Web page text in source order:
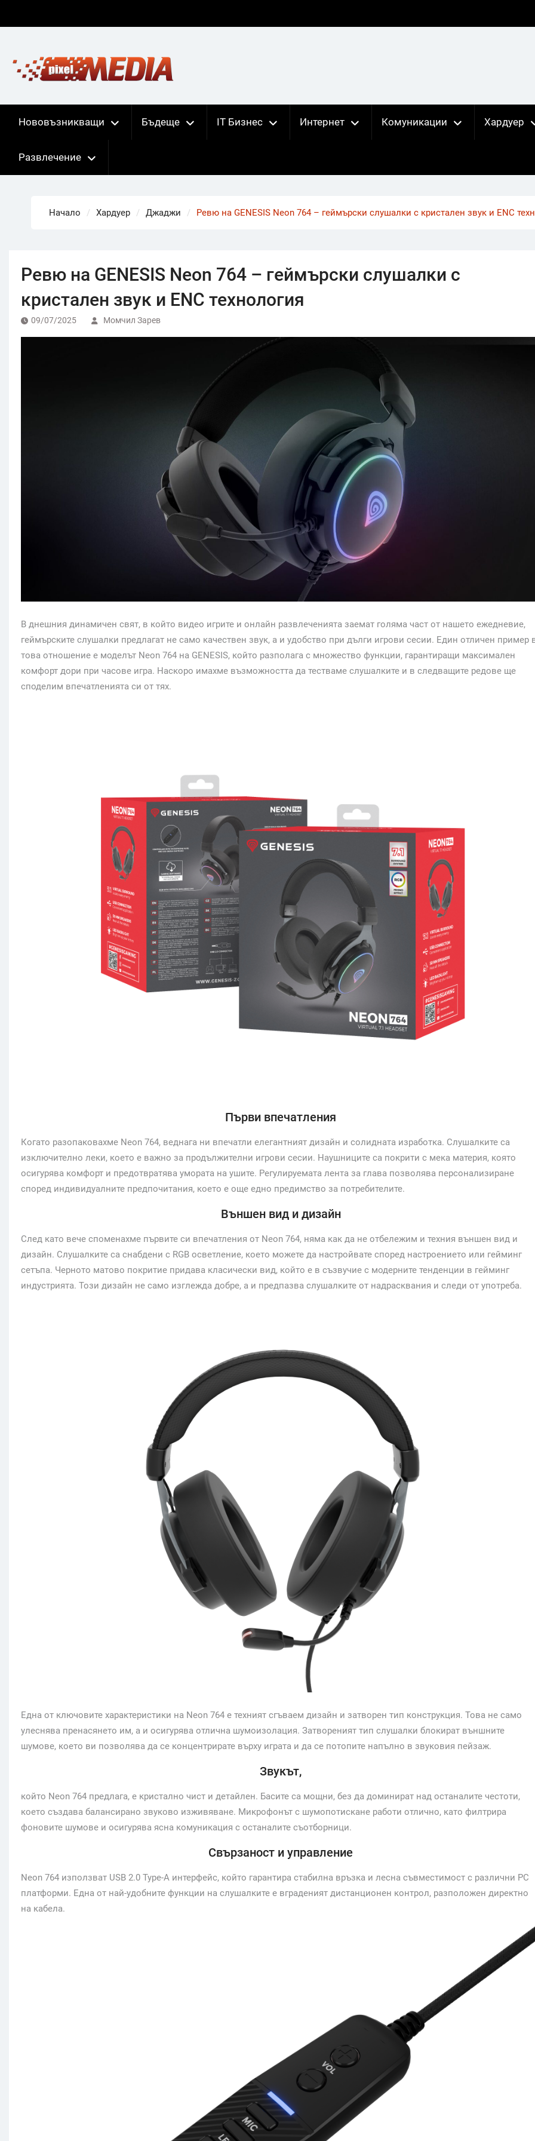
Нововъзникващи Бъдеще IT Бизнес Интернет Комуникации Хардуер
Развлечение
Начало Хардуер Джаджи Ревю на GENESIS Neon 764 – геймърски слушалки с кристален звук и ENC
Ревю на GENESIS Neon 764 – геймърски слушалки с
кристален звук и ENC технология
09/07/2025 Момчил Зарев
В днешния динамичен свят, в който видео игрите и онлайн развлеченията заемат голяма част от нашето ежедневие,
геймърските слушалки предлагат не само качествен звук, а и удобство при дълги игрови сесии. Един отличен пример
това отношение е моделът Neon 764 на GENESIS, който разполага с множество функции, гарантиращи максимален
комфорт дори при часове игра. Наскоро имахме възможността да тестваме слушалките и в следващите редове ще
споделим впечатленията си от тях.
Първи впечатления
Когато разопаковахме Neon 764, веднага ни впечатли елегантният дизайн и солидната изработка. Слушалките са
изключително леки, което е важно за продължителни игрови сесии. Наушниците са покрити с мека материя, която
осигурява комфорт и предотвратява умората на ушите. Регулируемата лента за глава позволява персонализиране
според индивидуалните предпочитания, което е още едно предимство за потребителите.
Външен вид и дизайн
След като вече споменахме първите си впечатления от Neon 764, няма как да не отбележим и техния външен вид и
дизайн. Слушалките са снабдени с RGB осветление, което можете да настройвате според настроението или гейминг
сетъпа. Черното матово покритие придава класически вид, който е в съзвучие с модерните тенденции в гейминг
индустрията. Този дизайн не само изглежда добре, а и предпазва слушалките от надрасквания и следи от употреба.
Една от ключовите характеристики на Neon 764 е техният сгъваем дизайн и затворен тип конструкция. Това не само
улеснява пренасянето им, а и осигурява отлична шумоизолация. Затвореният тип слушалки блокират външните
шумове, което ви позволява да се концентрирате върху играта и да се потопите напълно в звуковия пейзаж.
Звукът,
който Neon 764 предлага, е кристално чист и детайлен. Басите са мощни, без да доминират над останалите честоти,
което създава балансирано звуково изживяване. Микрофонът с шумопотискане работи отлично, като филтрира
фоновите шумове и осигурява ясна комуникация с останалите съотборници.
Свързаност и управление
Neon 764 използват USB 2.0 Type-A интерфейс, който гарантира стабилна връзка и лесна съвместимост с различни PC
платформи. Една от най-удобните функции на слушалките е вграденият дистанционен контрол, разположен директно
на кабела.